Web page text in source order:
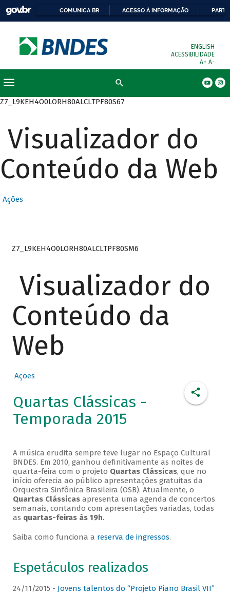
COMUNICA BR ACESSO À INFORMAÇÃO
ENGLISH
ACESSIBILIDADE
A+ A-
Z7_L9KEH4O0LORH80ALCLTPF80S67
Visualizador do
Conteúdo da Web
Ações
Z7_L9KEH4O0LORH80ALCLTPF80SM6
Visualizador do
Conteúdo da
Web
Ações
Quartas Clássicas -
Temporada 2015
A música erudita sempre teve lugar no Espaço Cultural
BNDES. Em 2010, ganhou definitivamente as noites de
quarta-feira com o projeto Quartas Clássicas, que no
início oferecia ao público apresentações gratuitas da
Orquestra Sinfônica Brasileira (OSB). Atualmente, o
Quartas Clássicasapresenta uma agenda de concertos
semanais, contando com apresentações variadas, todas
as quartas-feiras às 19h.
Saiba como funciona a reserva de ingressos.
Espetáculos realizados
24/11/2015 - Jovens talentos do “Projeto Piano Brasil VII”